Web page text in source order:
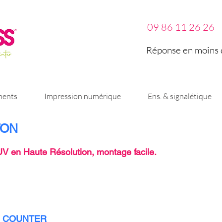
09 86 11 26 26
Réponse en
Impression numérique Ens. & signalétique
en Haute Résolution, montage facile.
COUNTER